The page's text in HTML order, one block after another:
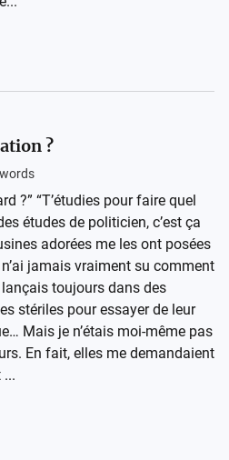
?
words
?” “T’étudies pour faire quel
études de politicien, c’est ça
adorées me les ont posées
jamais vraiment su comment
toujours dans des
stériles pour essayer de leur
Mais je n’étais moi-même pas
En fait, elles me demandaient